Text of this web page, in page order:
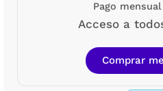
Pago
Acceso a
Comprar